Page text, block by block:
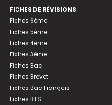
FICHES DE RÉVISIONS
Fiches 6ème
Fiches 5ème
Fiches 4ème
Fiches 3ème
Fiches Bac
Fiches Brevet
Fiches Bac Français
Fiches BTS